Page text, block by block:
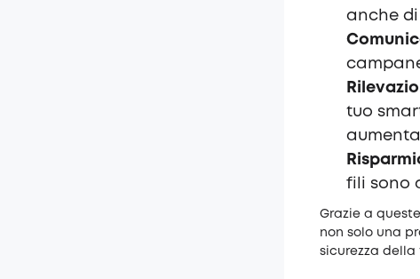
anche
tuo
fili sono
Grazie a
non solo una
sicurezza della